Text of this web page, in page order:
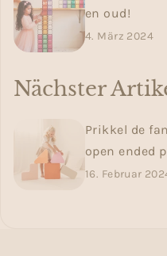
en oud!
4. März 2024
Nächster
Prikkel de
open ended
16. Februar